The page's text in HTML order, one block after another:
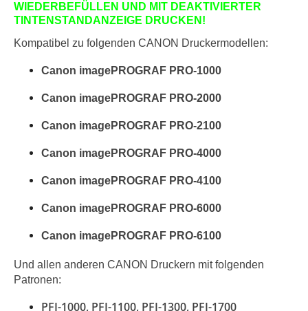
WIEDERBEFÜLLEN UND MIT DEAKTIVIERTER
TINTENSTANDANZEIGE DRUCKEN!
Kompatibel zu folgenden CANON Druckermodellen:
Canon imagePROGRAF PRO-1000
Canon imagePROGRAF PRO-2000
Canon imagePROGRAF PRO-2100
Canon imagePROGRAF PRO-4000
Canon imagePROGRAF PRO-4100
Canon imagePROGRAF PRO-6000
Canon imagePROGRAF PRO-6100
Und allen anderen CANON Druckern mit folgenden
Patronen:
PFI-1000, PFI-1100, PFI-1300, PFI-1700